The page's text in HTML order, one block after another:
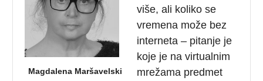
Magdalena Maršavelski
više, ali koliko se
vremena može bez
interneta – pitanje je
koje je na virtualnim
mrežama predmet